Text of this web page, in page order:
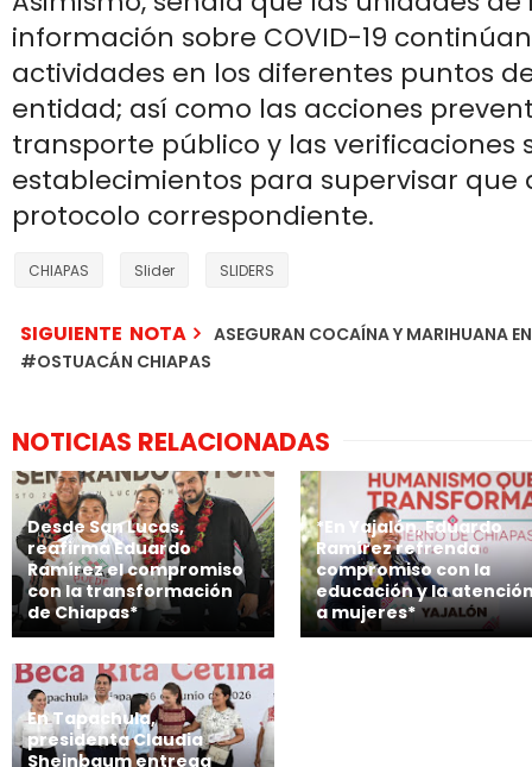
información sobre COVID-19
actividades en los diferentes puntos
entidad; así como las acciones
transporte público y las verificaciones
establecimientos para supervisar que
protocolo correspondiente.
CHIAPAS Slider SLIDERS
SIGUIENTE NOTA
ASEGURAN COCAÍNA Y MARIHUANA
#OSTUACÁN CHIAPAS
NOTICIAS RELACIONADAS
Desde San Lucas,
reafirma Eduardo
Ramírez el compromiso
con la transformación
de Chiapas*
*En Yajalón, Eduardo
Ramírez refrenda
compromiso con la
educación y la
a mujeres*
En Tapachula,
presidenta Claudia
Sheinbaum entrega